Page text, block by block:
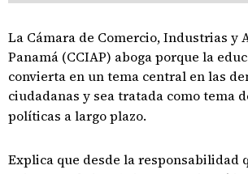
La Cámara de Comercio, Industrias y
Panamá (CCIAP) aboga porque la
convierta en un tema central en las
ciudadanas y sea tratada como tema
políticas a largo plazo.
Explica que desde la responsabilidad